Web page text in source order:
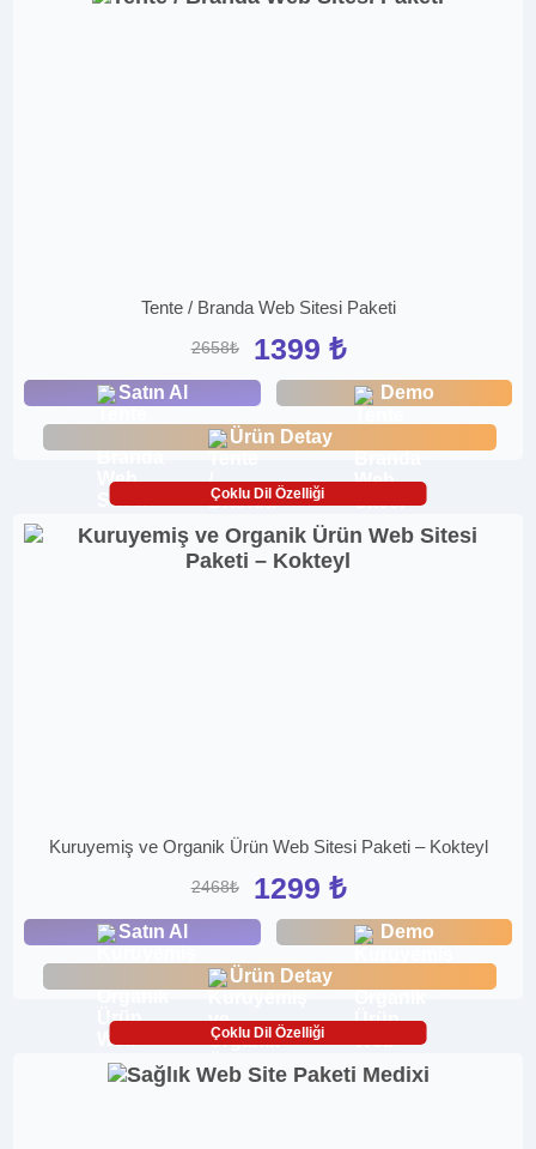
Tente / Branda Web Sitesi Paketi
2658₺ 1399 ₺
Satın Al Demo
Ürün Detay
Çoklu Dil Özelliği
Kuruyemiş ve Organik Ürün Web Sitesi Paketi – Kokteyl
2468₺ 1299 ₺
Satın Al Demo
Ürün Detay
Çoklu Dil Özelliği